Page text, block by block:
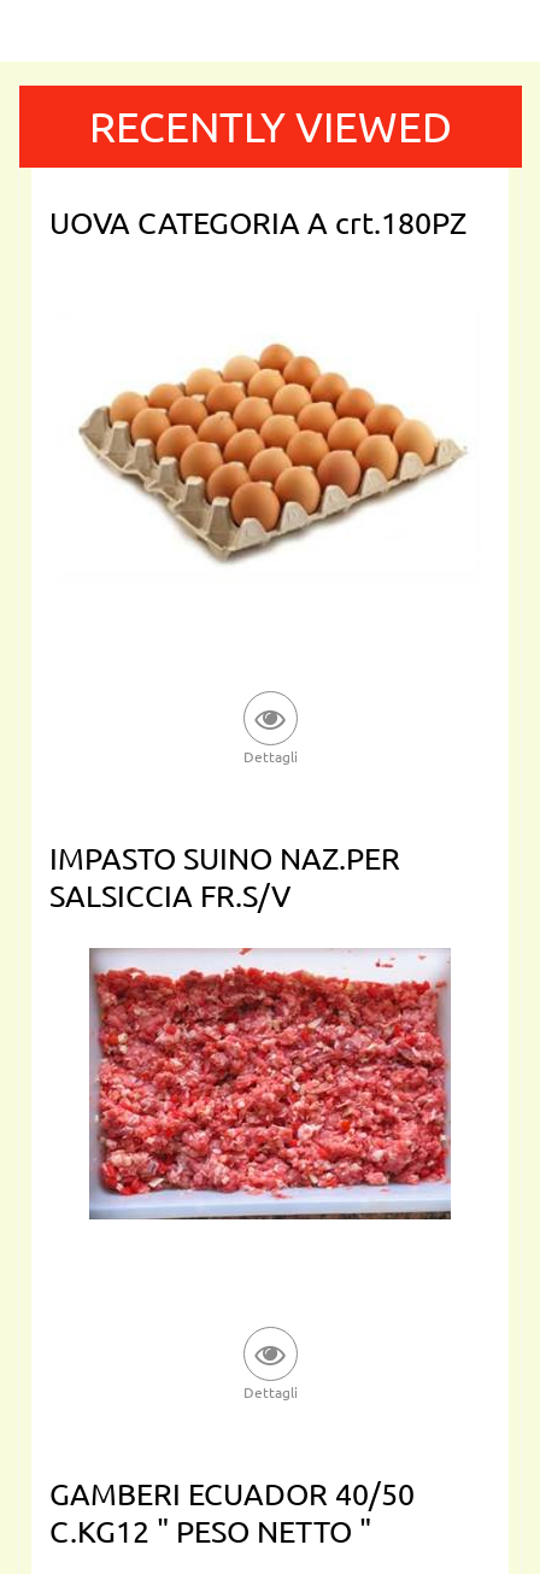
RECENTLY VIEWED
UOVA CATEGORIA A crt.180PZ
Dettagli
IMPASTO SUINO NAZ.PER
SALSICCIA FR.S/V
Dettagli
GAMBERI ECUADOR 40/50
C.KG12 " PESO NETTO "